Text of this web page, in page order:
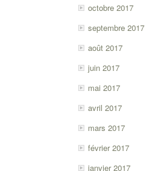
octobre 2017
septembre 2017
août 2017
juin 2017
mai 2017
avril 2017
mars 2017
février 2017
janvier 2017